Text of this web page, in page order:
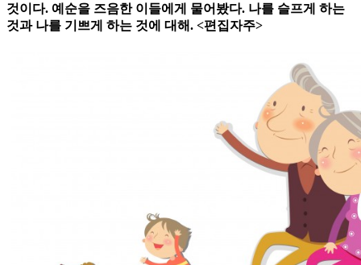
것이다. 예순을 즈음한 이들에게 물어봤다. 나를 슬프게 하는
것과 나를 기쁘게 하는 것에 대해. <편집자주>